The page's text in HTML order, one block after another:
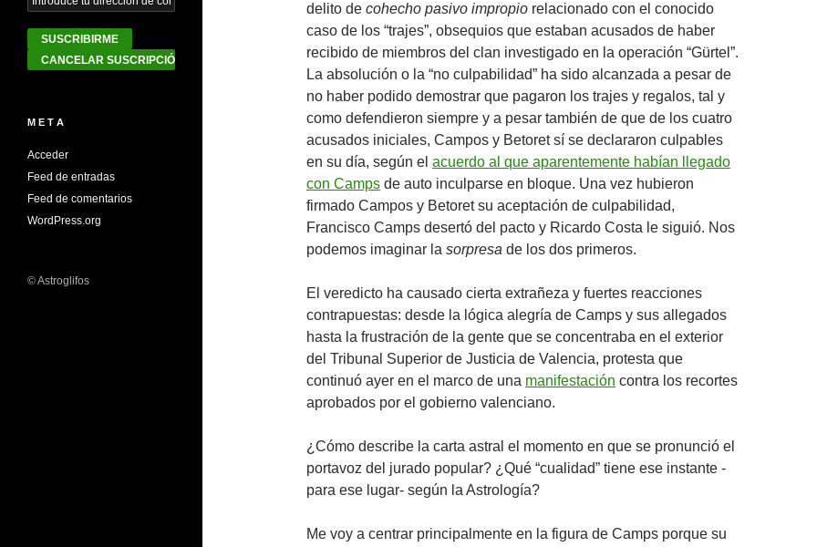
delito de cohecho pasivo impropio relacionado con el conocido
caso de los “trajes”, obsequios que estaban acusados de haber
recibido de miembros del clan investigado en la operación “Gürtel”.
La absolución o la “no culpabilidad” ha sido alcanzada a pesar de
no haber podido demostrar que pagaron los trajes y regalos, tal y
como defendieron siempre y a pesar también de que de los cuatro
acusados iniciales, Campos y Betoret sí se declararon culpables
en su día, según el acuerdo al que aparentemente habían llegado
con Camps de auto inculparse en bloque. Una vez hubieron
firmado Campos y Betoret su aceptación de culpabilidad,
Francisco Camps desertó del pacto y Ricardo Costa le siguió. Nos
podemos imaginar la sorpresa de los dos primeros.
El veredicto ha causado cierta extrañeza y fuertes reacciones
contrapuestas: desde la lógica alegría de Camps y sus allegados
hasta la frustración de la gente que se concentraba en el exterior
del Tribunal Superior de Justicia de Valencia, protesta que
continuó ayer en el marco de una manifestación contra los recortes
aprobados por el gobierno valenciano.
¿Cómo describe la carta astral el momento en que se pronunció el
portavoz del jurado popular? ¿Qué “cualidad” tiene ese instante -
para ese lugar- según la Astrología?
Me voy a centrar principalmente en la figura de Camps porque su
M E T A
Acceder
Feed de entradas
Feed de comentarios
WordPress.org
© Astroglifos